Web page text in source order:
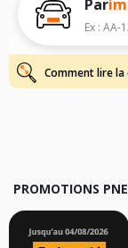
Pour cela, veuillez
Les résultats de
fortement
montés sur votre
vitesse,
Par
Ex : AA-
Comment lire la
PROMOTIONS